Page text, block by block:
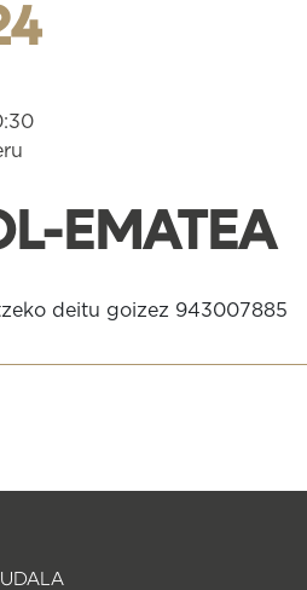
EMATEA
deitu goizez 943007885